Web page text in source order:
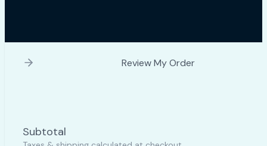
Review My Order
Subtotal